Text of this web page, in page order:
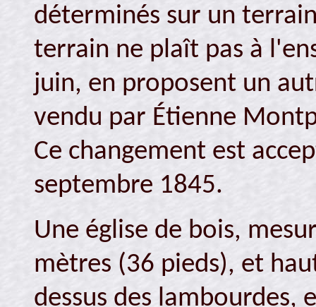
déterminés sur un
terrain ne plaît pas à
juin, en proposent un
vendu par Étienne
Ce changement est
septembre 1845.
Une église de bois,
mètres (36 pieds), et
dessus des lambourdes,